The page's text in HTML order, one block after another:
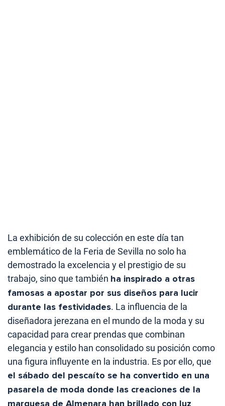
La exhibición de su colección en este día tan
emblemático de la Feria de Sevilla no solo ha
demostrado la excelencia y el prestigio de su
trabajo, sino que también ha inspirado a otras
famosas a apostar por sus diseños para lucir
durante las festividades. La influencia de la
diseñadora jerezana en el mundo de la moda y su
capacidad para crear prendas que combinan
elegancia y estilo han consolidado su posición como
una figura influyente en la industria. Es por ello, que
el sábado del pescaíto se ha convertido en una
pasarela de moda donde las creaciones de la
marquesa de Almenara han brillado con luz